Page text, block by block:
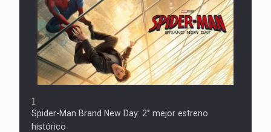
1
Spider-Man Brand New Day: 2° mejor estreno
histórico